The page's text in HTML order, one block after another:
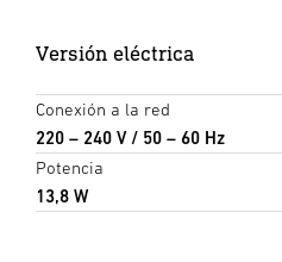
Versión eléctrica
Conexión a la red
220 – 240 V / 50 – 60 Hz
Potencia
13,8 W